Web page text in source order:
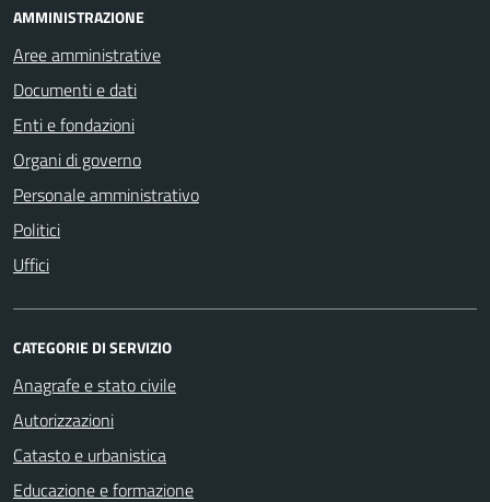
AMMINISTRAZIONE
Aree amministrative
Documenti e dati
Enti e fondazioni
Organi di governo
Personale amministrativo
Politici
Uffici
CATEGORIE DI SERVIZIO
Anagrafe e stato civile
Autorizzazioni
Catasto e urbanistica
Educazione e formazione